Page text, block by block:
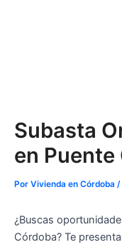
Subasta
en Puente
Por Vivienda en Córdoba /
¿Buscas
Córdoba? Te